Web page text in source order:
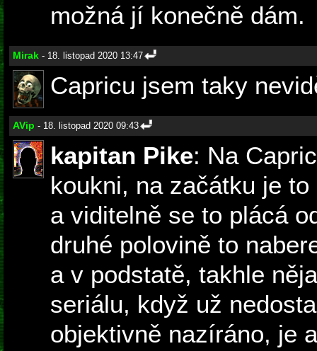
možná jí konečně dám.
Mirak - 18. listopad 2020 13:47
Capricu jsem taky
AVip - 18. listopad 2020 09:43
kapitan Pike: Na
koukni, na začátku je
a viditelně se to plácá
druhé polovině to
a v podstatě, takhle
seriálu, když už
objektivně nazíráno, je